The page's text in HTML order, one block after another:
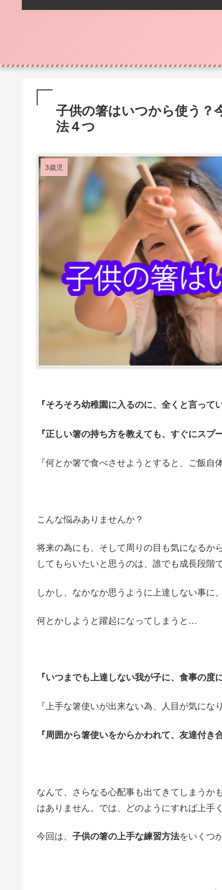
子供の箸はいつから使う？
法４つ
3歳児
『そろそろ幼稚園に入るのに、全くと言っ
『正しい箸の持ち方を教えても、すぐにスプ
『何とか箸で食べさせようとすると、ご飯
こんな悩みありませんか？
将来の為にも、そして周りの目も気になるか
してもらいたいと思うのは、誰でも成長段階
しかし、なかなか思うように上達しない事に
何とかしようと躍起になってしまうと…
『いつまでも上達しない我が子に、食事の
『上手な箸使いが出来ない為、人目が気に
『周囲から箸使いをからかわれて、友達付
なんて、さらなる心配事も出てきてしまうか
はありません。では、どのようにすれば上手
今回は、 子供の箸の上手な練習方法をいくつ